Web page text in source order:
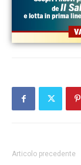
Articolo precedente